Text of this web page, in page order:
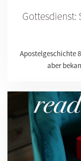
Gottesdienst:
Apostelgeschichte
aber